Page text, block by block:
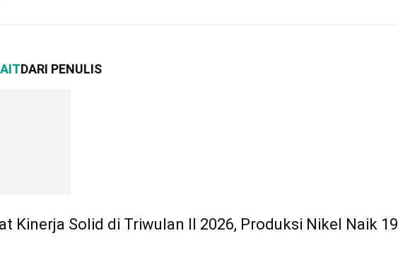
DARI PENULIS
Kinerja Solid di Triwulan II 2026, Produksi Nikel Naik 19